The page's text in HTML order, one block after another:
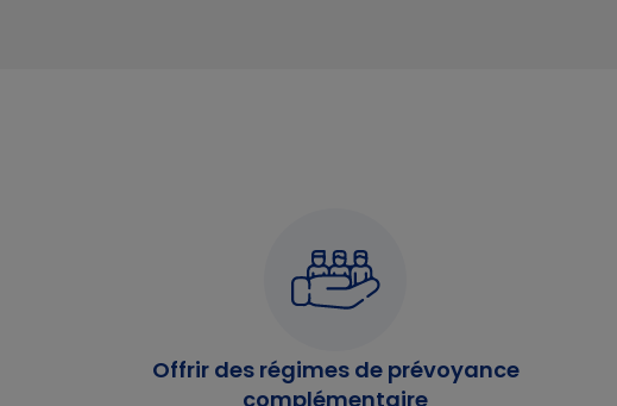
Offrir des régimes de prévoyance
complémentaire